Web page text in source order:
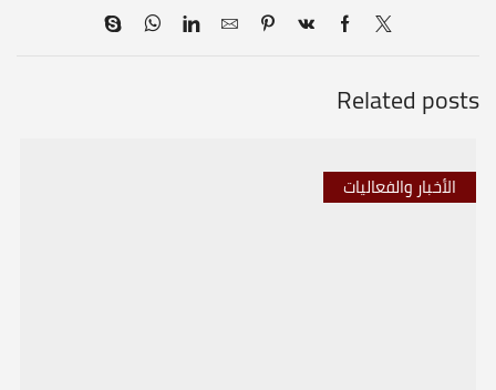
Related posts
الأخبار والفعاليات